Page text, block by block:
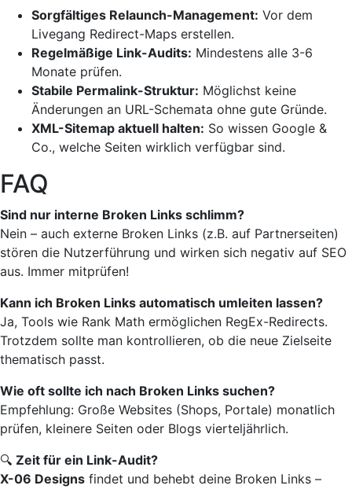
Sorgfältiges Relaunch-Management: Vor dem
Livegang Redirect-Maps erstellen.
Regelmäßige Link-Audits: Mindestens alle 3-6
Monate prüfen.
Stabile Permalink-Struktur: Möglichst keine
Änderungen an URL-Schemata ohne gute Gründe.
XML-Sitemap aktuell halten: So wissen Google &
Co., welche Seiten wirklich verfügbar sind.
FAQ
Sind nur interne Broken Links schlimm?
Nein – auch externe Broken Links (z.B. auf Partnerseiten)
stören die Nutzerführung und wirken sich negativ auf SEO
aus. Immer mitprüfen!
Kann ich Broken Links automatisch umleiten lassen?
Ja, Tools wie Rank Math ermöglichen RegEx-Redirects.
Trotzdem sollte man kontrollieren, ob die neue Zielseite
thematisch passt.
Wie oft sollte ich nach Broken Links suchen?
Empfehlung: Große Websites (Shops, Portale) monatlich
prüfen, kleinere Seiten oder Blogs vierteljährlich.
🔍 Zeit für ein Link-Audit?
X-06 Designs findet und behebt deine Broken Links –